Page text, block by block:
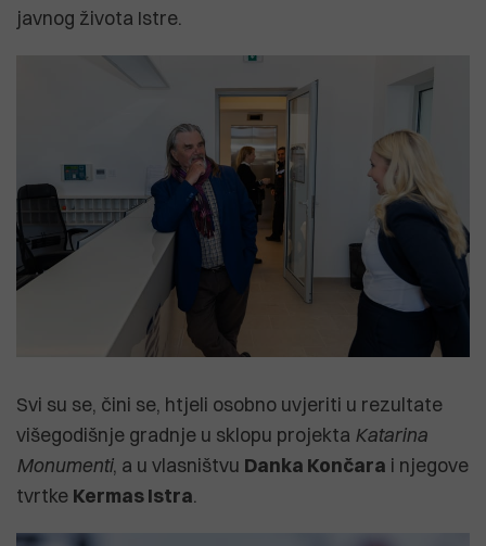
javnog života Istre.
Svi su se, čini se, htjeli osobno uvjeriti u rezultate
višegodišnje gradnje u sklopu projekta Katarina
Monumenti, a u vlasništvu Danka Končara i njegove
tvrtke Kermas Istra.